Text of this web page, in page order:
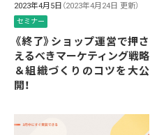
2023年4月5日 （2023年4月24日 更新）
セミナー
《終了》ショップ運営で押さ
えるべきマーケティング戦略
＆組織づくりのコツを大公
開！